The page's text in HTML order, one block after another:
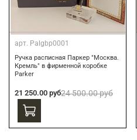
арт. Palgbp0001
Ручка расписная Паркер "Москва.
Кремль" в фирменной коробке
Parker
21 250.00 руб24 500.00 руб